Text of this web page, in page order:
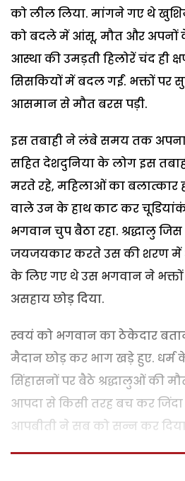
को लील लिया. मांगने गए थे
को बदले में आंसू, मौत और अपनों
आस्था की उमड़ती हिलोरें चंद ही
सिसकियों में बदल गईं. भक्तों पर
आसमान से मौत बरस पड़ी.
इस तबाही ने लंबे समय तक अपना
सहित देशदुनिया के लोग इस
मरते रहे, महिलाओं का बलात्कार
वाले उन के हाथ काट कर
भगवान चुप बैठा रहा. श्रद्धालु
जयजयकार करते उस की शरण में
के लिए गए थे उस भगवान ने
असहाय छोड़ दिया.
स्वयं को भगवान का ठेकेदार
मैदान छोड़ कर भाग खड़े हुए.
सिंहासनों पर बैठे श्रद्धालुओं की
आपदा से किसी तरह बच कर जिंदा
आपबीती ने सब को सन्न कर